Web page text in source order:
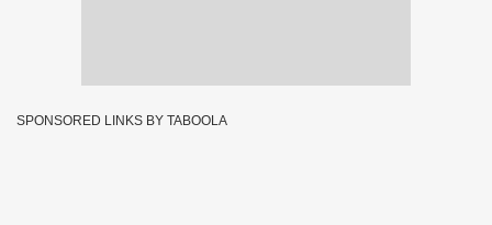
SPONSORED LINKS BY TABOOLA